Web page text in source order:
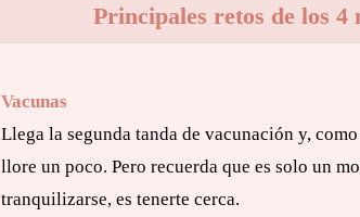
Principales retos de los 4
Vacunas
Llega la segunda tanda de vacunación y,
llore un poco. Pero recuerda que es solo un
tranquilizarse, es tenerte cerca.